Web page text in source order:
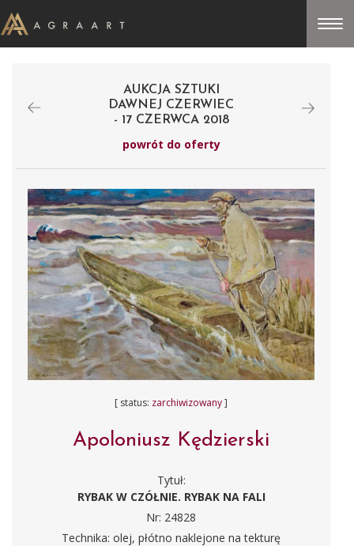
AUKCJA SZTUKI
DAWNEJ CZERWIEC
- 17 CZERWCA 2018
powrót do oferty
[ status: zarchiwizowany]
Apoloniusz Kędzierski
Tytuł:
RYBAK W CZÓŁNIE. RYBAK NA FALI
Nr: 24828
Technika: olej, płótno naklejone na tekturę